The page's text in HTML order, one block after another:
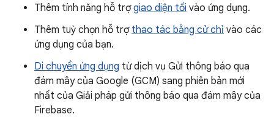
Thêm tính năng hỗ trợgiao diện tối vào ứng dụng.
Thêm tuỳ chọn hỗ trợ thao tác bằng cử chỉ vào các
ứng dụng của bạn.
Di chuyển ứng dụng từ dịch vụ Gửi thông báo qua
đám mây của Google (GCM) sang phiên bản mới
nhất của Giải pháp gửi thông báo qua đám mây của
Firebase.